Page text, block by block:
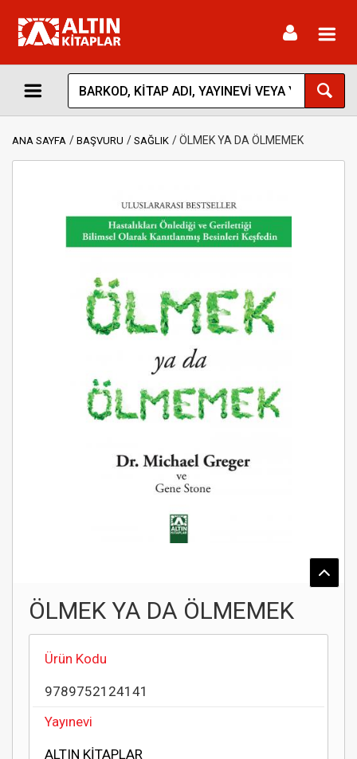
ANA SAYFA BAŞVURU SAĞLIK ÖLMEK YA DA ÖLMEMEK
ÖLMEK YA DA ÖLMEMEK
Ürün Kodu
9789752124141
Yayınevi
ALTIN KİTAPLAR